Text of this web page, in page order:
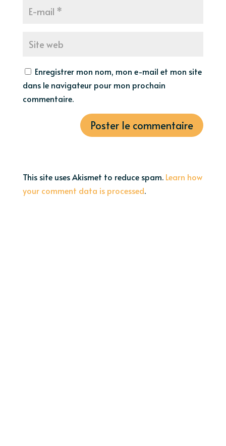
Enregistrer mon nom, mon e-mail et mon site
dans le navigateur pour mon prochain
commentaire.
This site uses Akismet to reduce spam. Learn how
your comment data is processed.